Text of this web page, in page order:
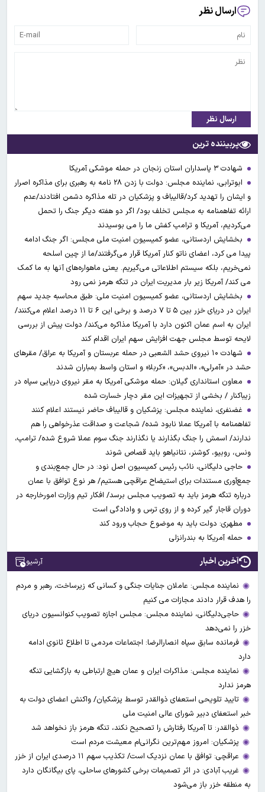
ارسال نظر
ارسال نظر
پربیننده ترین
شهادت ۳ ‌پاسداران استان زنجان در حمله موشکی آمریکا
ابوترابی، نماینده مجلس: دولت با زدن ۲۸ نامه به رهبری برای مذاکره اصرار
و ایشان را تهدید کرد/قالیباف و پزشکیان در تله مذاکره دشمن افتادند/عدم
ارائه تفاهمنامه به مجلس تخلف بود/ اگر دو هفته دیگر جنگ را تحمل
می‌کردیم، آمریکا و ترامپ کفش ما را می بوسیدند
بخشایش اردستانی، عضو کمیسیون امنیت ملی مجلس: اگر جنگ ادامه
پیدا می کرد، اعضای ناتو کنار آمریکا قرار می‌گرفتند/ما از چین اسلحه
نمی‌خریم، بلکه سیستم اطلاعاتی می‌گیریم. یعنی ماهواره‌های آنها به ما کمک
می کند/ آمریکا زیر بار مدیریت ایران در تنگه هرمز نمی رود
بخشایش اردستانی، عضو کمیسیون امنیت ملی: طبق محاسبه جدید سهم
ایران در دریای خزر بین ۵ تا ۷ درصد و برخی این ۶ تا ۱۱ درصد اعلام می‌کنند/
ایران به اسم عمان اکنون دارد با آمریکا مذاکره می‌کند/ دولت پیش از بررسی
لایحه توسط مجلس جهت افزایش سهم ایران اقدام کند
شهادت ۱۰ نیروی حشد الشعبی در حمله عربستان و آمریکا به عراق/ مقرهای
حشد در »آمرلی»، «الدبس»، «کربلا« و استان واسط بمباران شدند
معاون استانداری گیلان: حمله موشکی آمریکا به مقر نیروی دریایی سپاه در
زیباکنار / بخشی از تجهیزات این مقر دچار خسارت شده
غضنفری، نماینده مجلس: پزشکیان و قالیباف حاضر نیستند اعلام کنند
تفاهمنامه با آمریکا عملا نابود شده/ شجاعت و صداقت عذرخواهی را هم
ندارند/ اسمش را جنگ بگذارند یا نگذارند جنگ سوم عملا شروع شده/ ترامپ،
ونس، روبیو، کوشنر، نتانیاهو باید قصاص شوند
حاجی دلیگانی، نائب رئیس کمیسیون اصل نود: در حال جمع‌بندی و
جمع‌آوری مستندات برای استیضاح عراقچی هستیم/ هر نوع توافق با عمان
درباره تنگه هرمز باید به تصویب مجلس برسد/ افکار تیم وزارت امورخارجه در
دوران قاجار گیر کرده و از روی ترس و وادادگی است
مطهری: دولت باید به موضوع حجاب ورود کند
حمله آمریکا به بندرانزلی
آخرین اخبار آرشیو
نماینده مجلس: عاملان جنایات جنگی و کسانی که زیرساخت‌، رهبر و مردم
را هدف قرار دادند مجازات می کنیم
حاجی‌دلیگانی، نماینده مجلس: مجلس اجازه تصویب کنوانسیون دریای
خزر را نمی‌دهد
فرمانده سابق سپاه انصارالرضا: اجتماعات مردمی تا اطلاع ثانوی ادامه
دارد
نماینده مجلس: مذاکرات ایران و عمان هیچ ارتباطی به بازگشایی تنگه
هرمز ندارد
تایید تلویحی استعفای ذوالقدر توسط پزشکیان/ واکنش اعضای دولت به
خبر استعفای دبیر شورای عالی امنیت ملی
ذوالقدر: تا آمریکا رفتارش را تصحیح نکند، تنگه هرمز باز نخواهد شد
پزشکیان: امروز مهم‌ترین نگرانی‌ام معیشت مردم است
عراقچی: توافق با عمان نزدیک است/ تکذیب سهم ۱۱ درصدی ایران از خزر
غریب آبادی: در اثر تصمیمات برخی کشورهای ساحلی، پای بیگانگان دارد
به منطقه خزر باز می‌شود